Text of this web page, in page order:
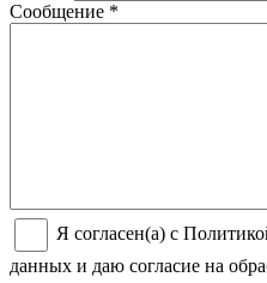
Сообщение *
Я согласен(а) с
данных и даю согласие на